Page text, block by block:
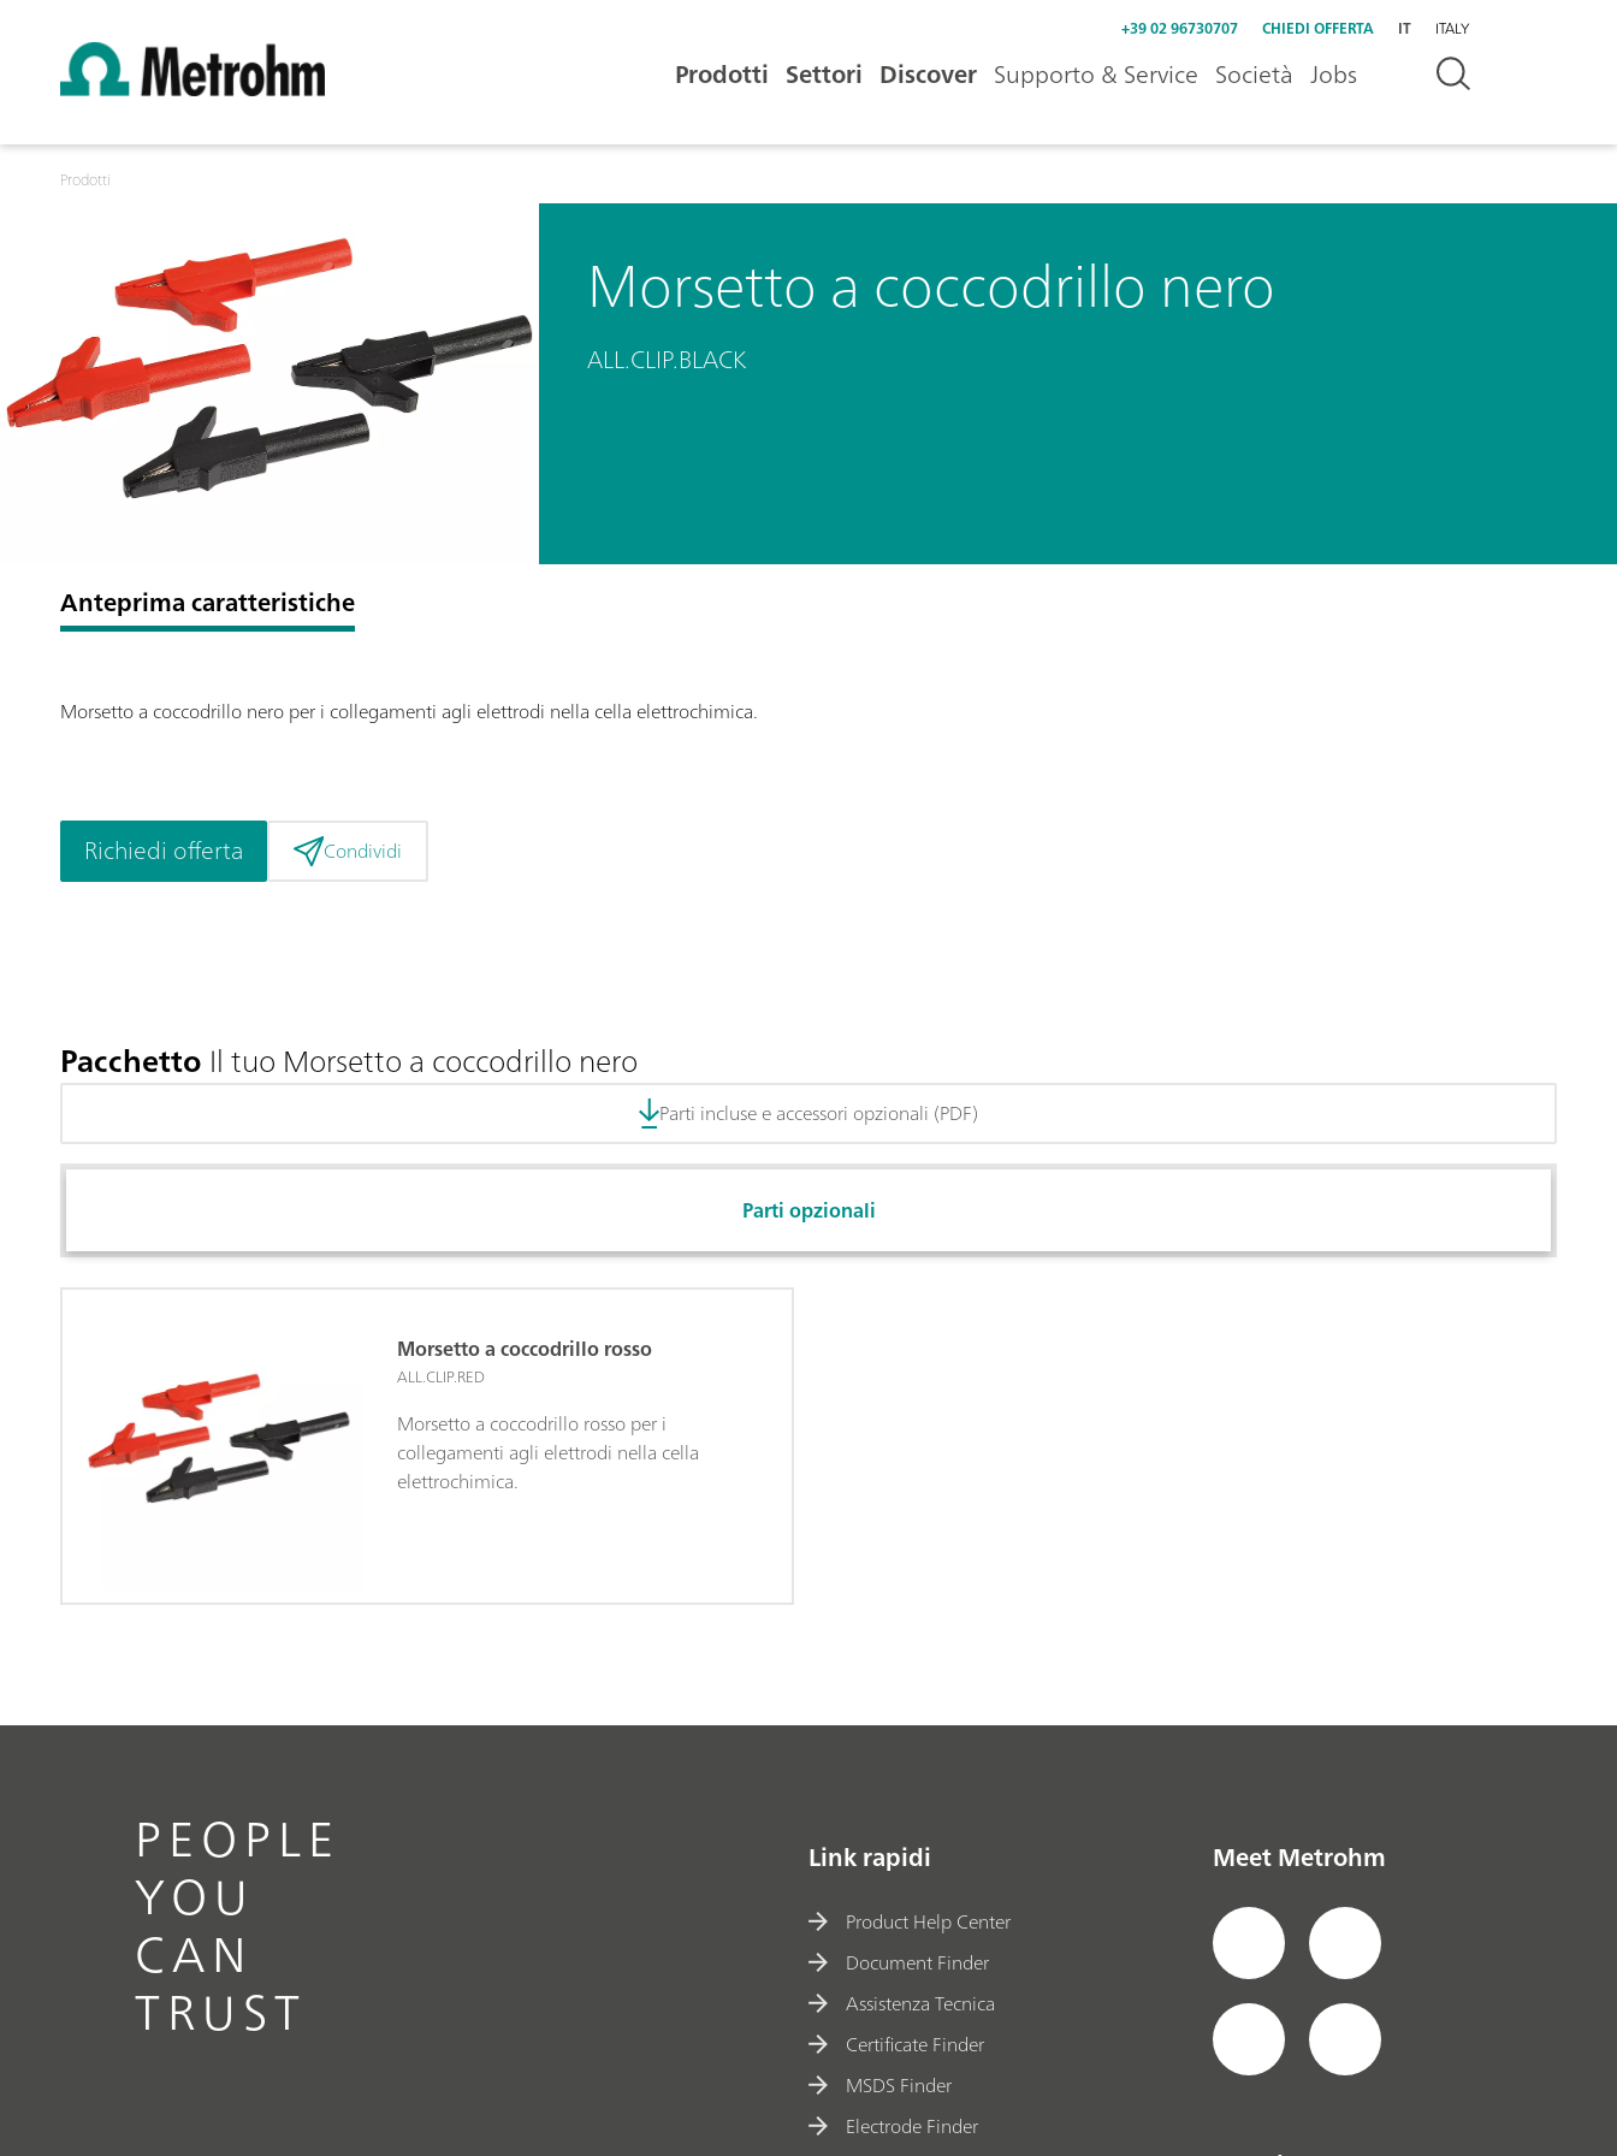
+39 02 96730707 CHIEDI OFFERTA IT ITALY
Prodotti Settori Discover Supporto & Service Società Jobs
Prodotti
Morsetto a coccodrillo nero
ALL.CLIP.BLACK
Anteprima caratteristiche
Morsetto a coccodrillo nero per i collegamenti agli elettrodi nella cella elettrochimica.
Richiedi offerta Condividi
Pacchetto Il tuo Morsetto a coccodrillo nero
Parti incluse e accessori opzionali (PDF)
Parti opzionali
Morsetto a coccodrillo rosso
ALL.CLIP.RED
Morsetto a coccodrillo rosso per i
collegamenti agli elettrodi nella cella
elettrochimica.
PEOPLE
YOU
CAN
TRUST
Link rapidi
Product Help Center
Document Finder
Assistenza Tecnica
Certificate Finder
MSDS Finder
Electrode Finder
Meet Metrohm